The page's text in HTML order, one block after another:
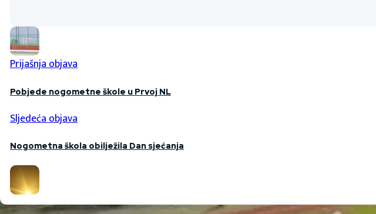
Prijašnja objava
Pobjede nogometne škole u Prvoj NL
Sljedeća objava
Nogometna škola obilježila Dan sjećanja